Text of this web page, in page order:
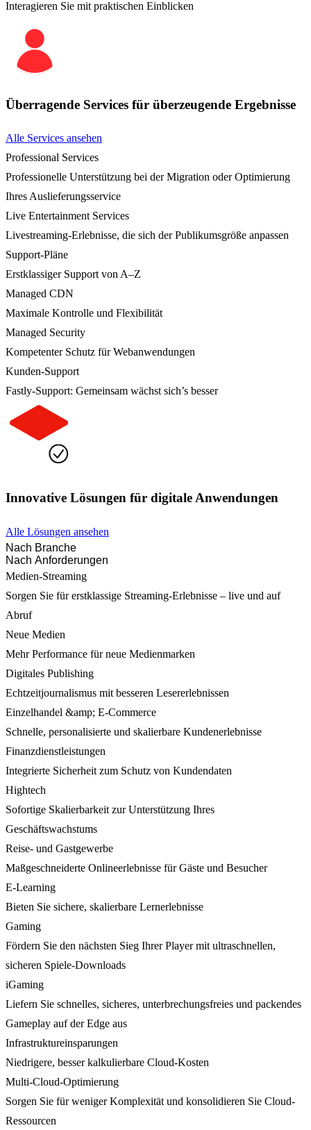
Interagieren Sie mit praktischen Einblicken
Überragende Services für überzeugende Ergebnisse
Alle Services ansehen
Professional Services
Professionelle Unterstützung bei der Migration oder Optimierung
Ihres Auslieferungsservice
Live Entertainment Services
Livestreaming-Erlebnisse, die sich der Publikumsgröße anpassen
Support-Pläne
Erstklassiger Support von A–Z
Managed CDN
Maximale Kontrolle und Flexibilität
Managed Security
Kompetenter Schutz für Webanwendungen
Kunden-Support
Fastly-Support: Gemeinsam wächst sich’s besser
Innovative Lösungen für digitale Anwendungen
Alle Lösungen ansehen
Nach Branche
Nach Anforderungen
Medien-Streaming
Sorgen Sie für erstklassige Streaming-Erlebnisse – live und auf
Abruf
Neue Medien
Mehr Performance für neue Medienmarken
Digitales Publishing
Echtzeitjournalismus mit besseren Lesererlebnissen
Einzelhandel &amp; E-Commerce
Schnelle, personalisierte und skalierbare Kundenerlebnisse
Finanzdienstleistungen
Integrierte Sicherheit zum Schutz von Kundendaten
Hightech
Sofortige Skalierbarkeit zur Unterstützung Ihres
Geschäftswachstums
Reise- und Gastgewerbe
Maßgeschneiderte Onlineerlebnisse für Gäste und Besucher
E-Learning
Bieten Sie sichere, skalierbare Lernerlebnisse
Gaming
Fördern Sie den nächsten Sieg Ihrer Player mit ultraschnellen,
sicheren Spiele-Downloads
iGaming
Liefern Sie schnelles, sicheres, unterbrechungsfreies und packendes
Gameplay auf der Edge aus
Infrastruktureinsparungen
Niedrigere, besser kalkulierbare Cloud-Kosten
Multi-Cloud-Optimierung
Sorgen Sie für weniger Komplexität und konsolidieren Sie Cloud-
Ressourcen